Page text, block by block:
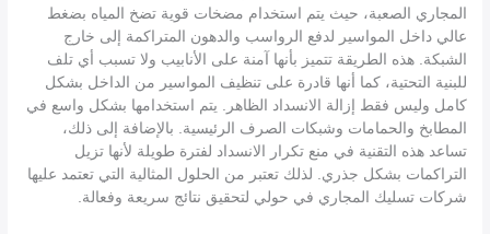
المجاري الصعبة، حيث يتم استخدام مضخات قوية تضخ المياه بضغط
عالي داخل المواسير لدفع الرواسب والدهون المتراكمة إلى خارج
الشبكة. هذه الطريقة تتميز بأنها آمنة على الأنابيب ولا تسبب أي تلف
للبنية التحتية، كما أنها قادرة على تنظيف المواسير من الداخل بشكل
كامل وليس فقط إزالة الانسداد الظاهر. يتم استخدامها بشكل واسع في
المطابخ والحمامات وشبكات الصرف الرئيسية. بالإضافة إلى ذلك،
تساعد هذه التقنية في منع تكرار الانسداد لفترة طويلة لأنها تزيل
التراكمات بشكل جذري. لذلك تعتبر من الحلول المثالية التي تعتمد عليها
شركات تسليك المجاري في حولي لتحقيق نتائج سريعة وفعالة.